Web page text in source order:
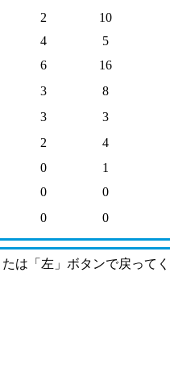
2
10
4
5
6
16
3
8
3
3
2 4
0
1
0
0
0 0
は「左」ボタンで戻って